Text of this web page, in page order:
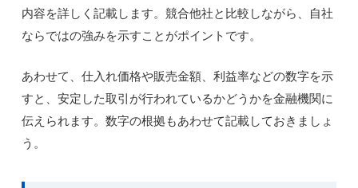
内容を詳しく記載します。競合他社と比較しながら、自社
ならではの強みを示すことがポイントです。
あわせて、仕入れ価格や販売金額、利益率などの数字を示
すと、安定した取引が行われているかどうかを金融機関に
伝えられます。数字の根拠もあわせて記載しておきましょ
う。